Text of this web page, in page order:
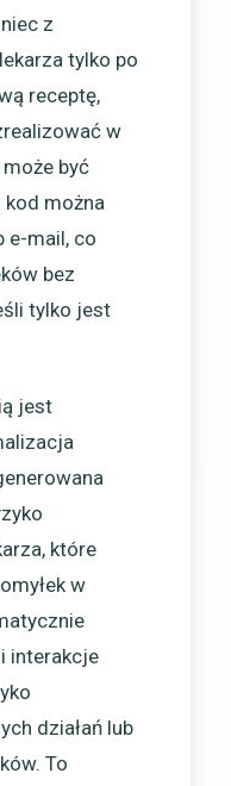
z
tylko po
receptę,
w
być
kod można
e-mail, co
bez
tylko jest
jest
które
w
interakcje
działań lub
To